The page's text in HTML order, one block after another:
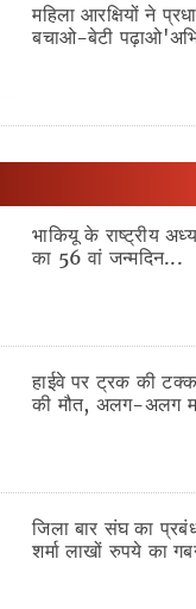
महिला आरक्षियों ने
बचाओ-बेटी
भाकियू के राष्ट्रीय
का 56 वां जन्मदिन...
हाईवे पर ट्रक की
की मौत, अलग-अलग
जिला बार संघ का
शर्मा लाखों रुपये का